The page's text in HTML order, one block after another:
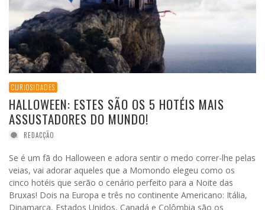
CURIOSIDADES
HALLOWEEN: ESTES SÃO OS 5 HOTÉIS MAIS
ASSUSTADORES DO MUNDO!
REDACÇÃO
Se é um fã do Halloween e adora sentir o medo correr-lhe pelas
veias, vai adorar aqueles que a Momondo elegeu como os
cinco hotéis que serão o cenário perfeito para a Noite das
Bruxas! Dois na Europa e três no continente Americano: Itália,
Dinamarca, Estados Unidos, Canadá e Colômbia são os